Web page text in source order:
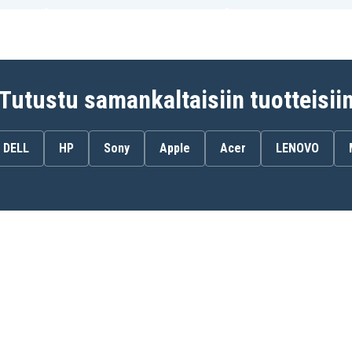
samankaltaisiin
DELL HP Sony Apple Acer LENOVO